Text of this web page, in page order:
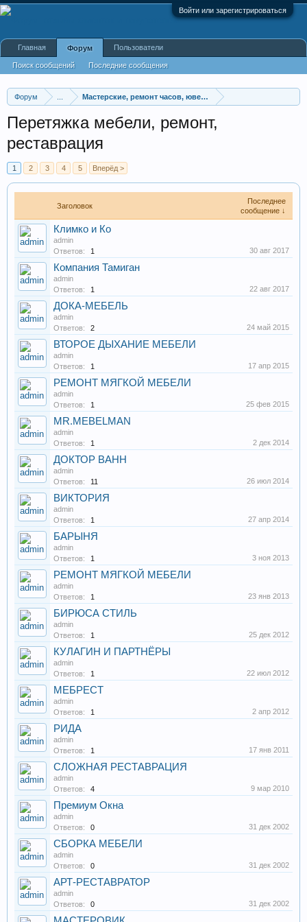
Войти или зарегистрироваться
Форум Мастерские, ремонт часов, ювелирных украшений, меб
Перетяжка мебели, ремонт,
реставрация
1 2 3 4 5 Вперёд >
Заголовок
Последнее
сообщение ↓
Климко и Ко
admin
Ответов:
1 30 авг 2017
Компания Тамиган
admin
Ответов:
1 22 авг 2017
ДОКА-МЕБЕЛЬ
admin
Ответов:
2 24 май 2015
ВТОРОЕ ДЫХАНИЕ МЕБЕЛИ
admin
Ответов:
1 17 апр 2015
РЕМОНТ МЯГКОЙ МЕБЕЛИ
admin
Ответов:
1 25 фев 2015
MR.MEBELMAN
admin
Ответов:
1 2 дек 2014
ДОКТОР ВАНН
admin
Ответов:
11 26 июл 2014
ВИКТОРИЯ
admin
Ответов:
1 27 апр 2014
БАРЫНЯ
admin
Ответов:
1 3 ноя 2013
РЕМОНТ МЯГКОЙ МЕБЕЛИ
admin
Ответов:
1 23 янв 2013
БИРЮСА СТИЛЬ
admin
Ответов:
1 25 дек 2012
КУЛАГИН И ПАРТНЁРЫ
admin
Ответов:
1 22 июл 2012
МЕБРЕСТ
admin
Ответов:
1 2 апр 2012
РИДА
admin
Ответов:
1 17 янв 2011
СЛОЖНАЯ РЕСТАВРАЦИЯ
admin
Ответов:
4 9 мар 2010
Премиум Окна
admin
Ответов:
0 31 дек 2002
СБОРКА МЕБЕЛИ
admin
Ответов:
0 31 дек 2002
АРТ-РЕСТАВРАТОР
admin
Ответов:
0 31 дек 2002
Главная Форум
Поиск сообщений Последние сообщения
Пользователи